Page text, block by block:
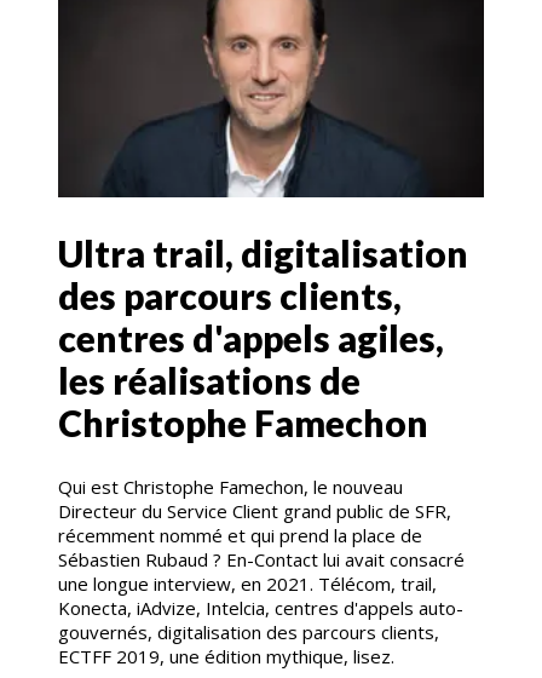
Ultra trail, digitalisation
des parcours clients,
centres d'appels agiles,
les réalisations de
Christophe Famechon
Qui est Christophe Famechon, le nouveau
Directeur du Service Client grand public de SFR,
récemment nommé et qui prend la place de
Sébastien Rubaud ? En-Contact lui avait consacré
une longue interview, en 2021. Télécom, trail,
Konecta, iAdvize, Intelcia, centres d'appels auto-
gouvernés, digitalisation des parcours clients,
ECTFF 2019, une édition mythique, lisez.